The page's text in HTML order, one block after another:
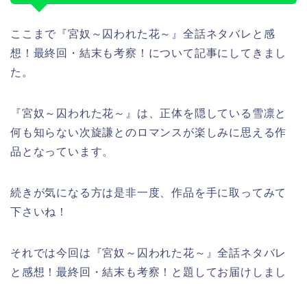
ここまで『宮奴～囚われた花～』全話ネタバレと感
想！最終回・結末も考察！について記事にしてきまし
た。
『宮奴～囚われた花～』は、正体を隠している雪凛と
何も知らない次旋謙とのロマンスが楽しみに思える作
品となっています。
続きが気になる方は是非一度、作品を手に取ってみて
下さいね！
それでは今回は『宮奴～囚われた花～』全話ネタバレ
と感想！最終回・結末も考察！と題してお届けしまし